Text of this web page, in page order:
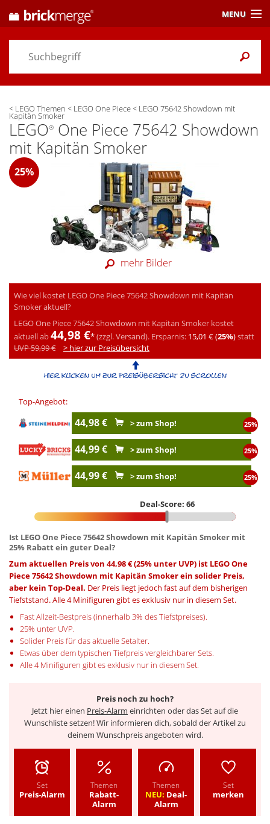
< LEGO Themen < LEGO One Piece< LEGO 75642 Showdown mit
Kapitän Smoker
LEGO® One Piece 75642 Showdown
mit Kapitän Smoker
25%
mehr Bilder
Wie viel kostet LEGO One Piece 75642 Showdown mit Kapitän
Smoker aktuell?
LEGO One Piece 75642 Showdown mit Kapitän Smoker kostet
aktuell ab44,98 €*(zzgl. Versand). Ersparnis: 15,01 € (25%)statt
UVP 59,99 €
> hier zur Preisübersicht
Top-Angebot:
44,98 € 25%
> zum Shop!
44,99 € 25%
> zum Shop!
44,99 € 25%
> zum Shop!
Deal-Score: 66
Ist LEGO One Piece 75642 Showdown mit Kapitän Smoker mit
25% Rabatt ein guter Deal?
Zum aktuellen Preis von 44,98 € (25% unter UVP) ist LEGO One
Piece 75642 Showdown mit Kapitän Smoker ein solider Preis,
aber kein Top-Deal. Der Preis liegt jedoch fast auf dem bisherigen
Tiefststand. Alle 4 Minifiguren gibt es exklusiv nur in diesem Set.
Fast Allzeit-Bestpreis (innerhalb 3% des Tiefstpreises).
25% unter UVP.
Solider Preis für das aktuelle Setalter.
Etwas über dem typischen Tiefpreis vergleichbarer Sets.
Alle 4 Minifiguren gibt es exklusiv nur in diesem Set.
Preis noch zu hoch?
Jetzt hier einen Preis-Alarm einrichten oder das Set auf die
Wunschliste setzen! Wir informieren dich, sobald der Artikel zu
deinem Wunschpreis angeboten wird.
Set
Preis-Alarm
Themen
Rabatt-
Alarm
Themen
NEU: Deal-
Alarm
Set
merken
MENU
Preisvergleich
Themen/ Händler
Alarme& Wunschlisten
Einstellungen